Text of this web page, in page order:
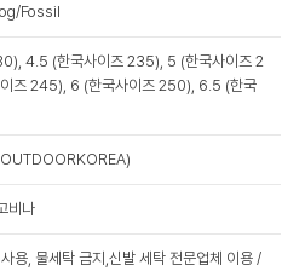
Fossil
4.5 (한국사이즈 235), 5 (한국사이즈 2
즈 245), 6 (한국사이즈 250), 6.5 (한국
비나
용, 물세탁 금지,신발 세탁 전문업체 이용 /